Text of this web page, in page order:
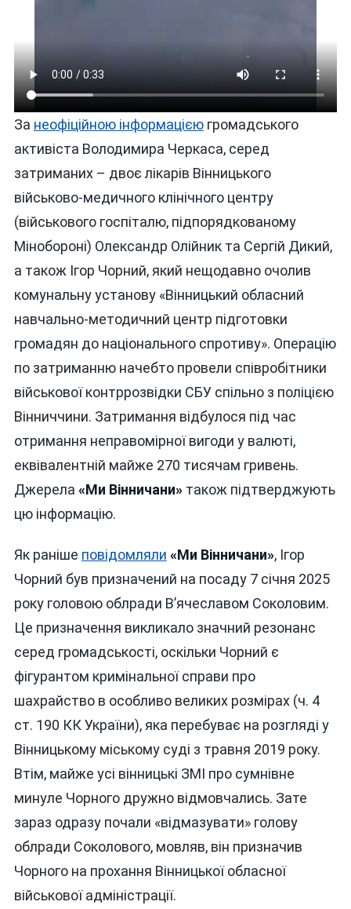
За неофіційною інформацієюгромадського
активіста Володимира Черкаса, серед
затриманих – двоє лікарів Вінницького
військово-медичного клінічного центру
(військового госпіталю, підпорядкованому
Мінобороні) Олександр Олійник та Сергій Дикий,
а також Ігор Чорний, який нещодавно очолив
комунальну установу «Вінницький обласний
навчально-методичний центр підготовки
громадян до національного спротиву». Операцію
по затриманню начебто провели співробітники
військової контррозвідки СБУ спільно з поліцією
Вінниччини. Затримання відбулося під час
отримання неправомірної вигоди у валюті,
еквівалентній майже 270 тисячам гривень.
Джерела «Ми Вінничани»також підтверджують
цю інформацію.
Як раніше повідомляли «Ми Вінничани», Ігор
Чорний був призначений на посаду 7 січня 2025
року головою облради В’ячеславом Соколовим.
Це призначення викликало значний резонанс
серед громадськості, оскільки Чорний є
фігурантом кримінальної справи про
шахрайство в особливо великих розмірах (ч. 4
ст. 190 КК України), яка перебуває на розгляді у
Вінницькому міському суді з травня 2019 року.
Втім, майже усі вінницькі ЗМІ про сумнівне
минуле Чорного дружно відмовчались. Зате
зараз одразу почали «відмазувати» голову
облради Соколового, мовляв, він призначив
Чорного на прохання Вінницької обласної
військової адміністрації.